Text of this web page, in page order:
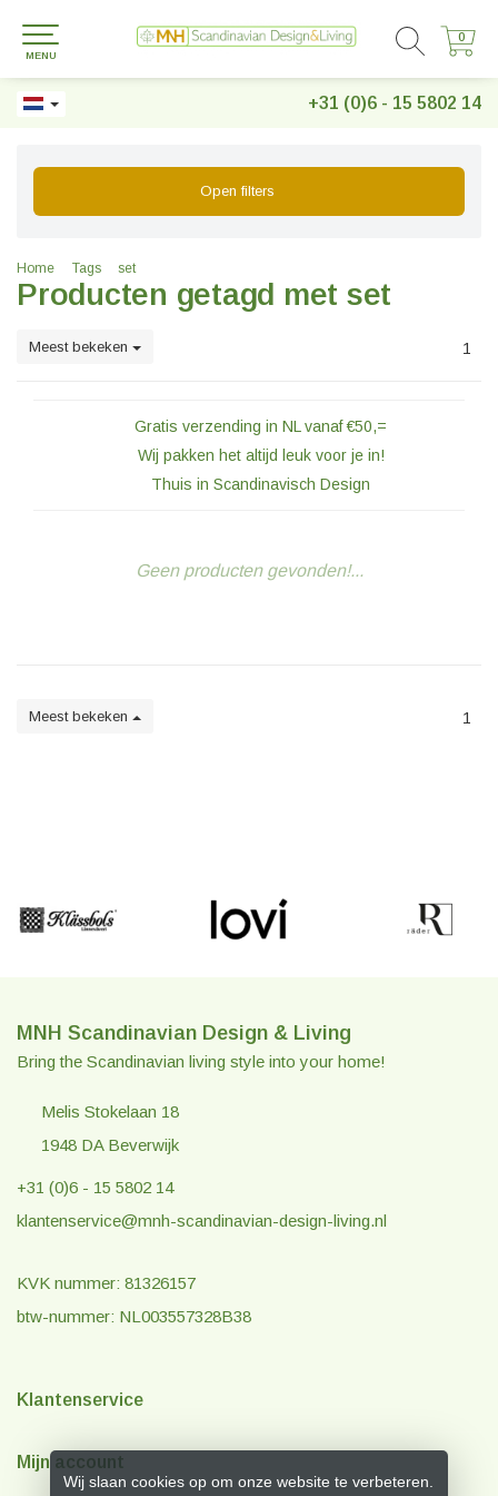
+31 (0)6 - 15 5802 14
0
0
MENU
Open filters
Home Tags set
Producten getagd met set
Meest bekeken 1
Gratis verzending in NL vanaf €50,=
Wij pakken het altijd leuk voor je in!
Thuis in Scandinavisch Design
Geen producten gevonden!...
Meest bekeken 1
MNH Scandinavian Design & Living
Bring the Scandinavian living style into your home!
Melis Stokelaan 18
1948 DA Beverwijk
+31 (0)6 - 15 5802 14
klantenservice@mnh-scandinavian-design-living.nl
KVK nummer: 81326157
btw-nummer: NL003557328B38
Klantenservice
Mijn account
Wij slaan cookies op om onze website te verbeteren.